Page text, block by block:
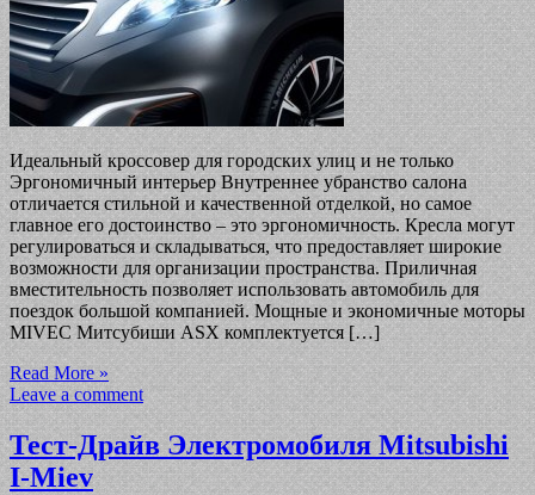
Идеальный кроссовер для городских улиц и не только
Эргономичный интерьер Внутреннее убранство салона
отличается стильной и качественной отделкой, но самое
главное его достоинство – это эргономичность. Кресла могут
регулироваться и складываться, что предоставляет широкие
возможности для организации пространства. Приличная
вместительность позволяет использовать автомобиль для
поездок большой компанией. Мощные и экономичные моторы
MIVEC Митсубиши ASX комплектуется […]
Read More »
Leave a comment
Тест-Драйв Электромобиля Mitsubishi
I-Miev